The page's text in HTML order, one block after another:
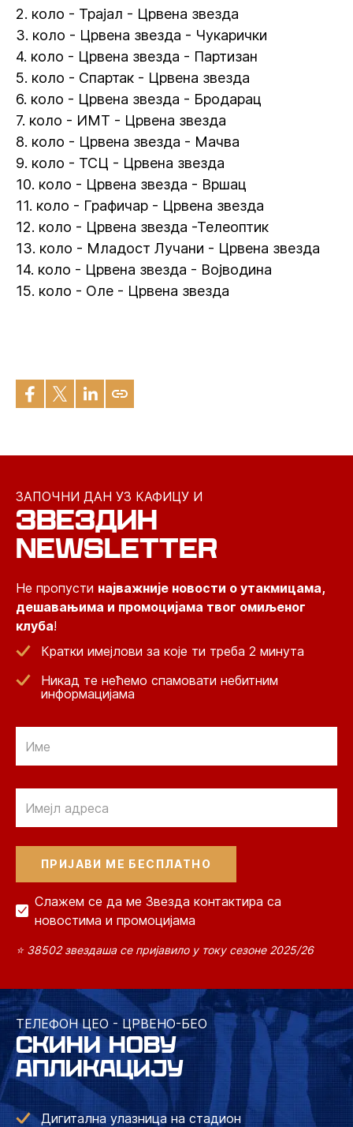
2. коло - Трајал - Црвена звезда
3. коло - Црвена звезда - Чукарички
4. коло - Црвена звезда - Партизан
5. коло - Спартак - Црвена звезда
6. коло - Црвена звезда - Бродарац
7. коло - ИМТ - Црвена звезда
8. коло - Црвена звезда - Мачва
9. коло - ТСЦ - Црвена звезда
10. коло - Црвена звезда - Вршац
11. коло - Графичар - Црвена звезда
12. коло - Црвена звезда -Телеоптик
13. коло - Младост Лучани - Црвена звезда
14. коло - Црвена звезда - Војводина
15. коло - Оле - Црвена звезда
ЗАПОЧНИ ДАН УЗ КАФИЦУ И
ЗВЕЗДИН
NEWSLETTER
Не пропусти најважније новости о утакмицама,
дешавањима и промоцијама твог омиљеног
клуба!
Кратки имејлови за које ти треба 2 минута
Никад те нећемо спамовати небитним
информацијама
Слажем се да ме Звезда контактира са
новостима и промоцијама
⭐ 38502 звездаша се пријавило у току сезоне 2025/26
ТЕЛЕФОН ЦЕО - ЦРВЕНО-БЕО
СКИНИ НОВУ
АПЛИКАЦИЈУ
Дигитална улазница на стадион